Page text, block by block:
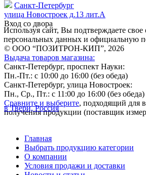
Санкт-Петербург
улица Новостроек д.13 лит.А
Вход со двора
Используя сайт, Вы подтверждаете свое
персональных данных и официальную
© ООО “ПОЗИТРОН-КИП”, 2026
Выдача товаров магазина:
Санкт-Петербург, проспект Науки:
Пн.-Пт.: с 10:00 до 16:00 (без обеда)
Санкт-Петербург, улица Новостроек:
Пн., Ср., Пт.: с 11:00 до 16:00 (без обеда)
Сравните и выберите, подходящий для
получения продукции (поставщик
в Твери, Россия
Главная
Выбрать продукцию категории
О компании
Условия продажи и доставки